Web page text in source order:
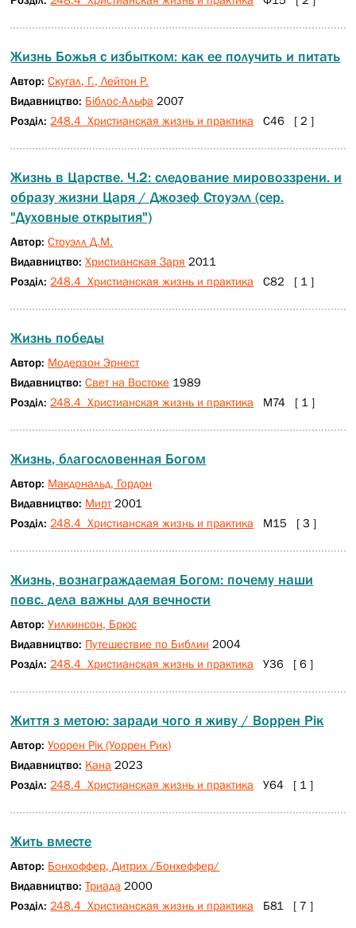
Жизнь Божья с избытком: как ее получить и питать
Автор:Скугал, Г., Лейтон Р.
Видавництво: Біблос-Альфа 2007
Розділ: 248.4 Христианская жизнь и практика С46 [ 2 ]
Жизнь в Царстве. Ч.2: следование мировоззрени. и
образу жизни Царя / Джозеф Стоуэлл (сер.
"Духовные открытия")
Автор:Стоуэлл Д.М.
Видавництво:Христианская Заря 2011
Розділ: 248.4 Христианская жизнь и практика С82 [ 1 ]
Жизнь победы
Автор: Модерзон Эрнест
Видавництво:Свет на Востоке 1989
Розділ: 248.4 Христианская жизнь и практика М74 [ 1 ]
Жизнь, благословенная Богом
Автор: Макдональд, Гордон
Видавництво: Мирт2001
Розділ: 248.4 Христианская жизнь и практика М15 [ 3 ]
Жизнь, вознаграждаемая Богом: почему наши
повс. дела важны для вечности
Автор:Уилкинсон, Брюс
Видавництво: Путешествие по Библии 2004
Розділ: 248.4 Христианская жизнь и практика У36 [ 6 ]
Життя з метою: заради чого я живу / Воррен Рік
Автор:Уоррен Рік (Уоррен Рик)
Видавництво: Кана 2023
Розділ: 248.4 Христианская жизнь и практика У64 [ 1 ]
Жить вместе
Автор: Бонхоффер, Дитрих /Бонхеффер/
Видавництво:Триада 2000
Розділ: 248.4 Христианская жизнь и практика Б81 [ 7 ]